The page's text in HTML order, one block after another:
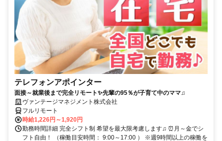
テレフォンアポインター
面接～就業後まで完全リモート✨先輩の95％が子育て中のママ♫
ヴァンテージマネジメント株式会社
フルリモート
時給1,226円～1,920円
勤務時間詳細 完全シフト制 希望を最大限考慮します♫ ⏰月～金でシ
フト自由！ （稼働目安時間： 9:00～17:00 ） ※週9時間以上の稼働を